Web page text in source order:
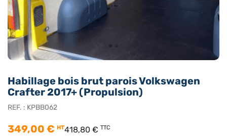
Habillage bois brut parois Volkswagen
Crafter 2017+ (Propulsion)
REF. : KPBB062
349,00 € HT418,80 € TTC